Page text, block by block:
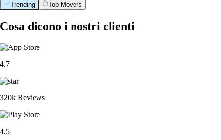
Trending Top Movers
Cosa dicono i nostri clienti
4.7
320k Reviews
4.5